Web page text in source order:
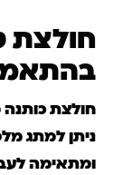
חולצת
ניתן למתג
ומתאימה